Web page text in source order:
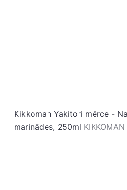
Kikkoman Yakitori mērce -
marinādes, 250ml KIKKOMAN